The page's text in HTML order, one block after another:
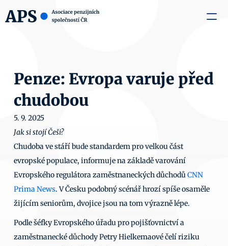
Penze: Evropa varuje před
chudobou
5. 9. 2025
Jak si stojí Češi?
Chudoba ve stáří bude standardem pro velkou část
evropské populace, informuje na základě varování
Evropského regulátora zaměstnaneckých důchodů CNN
Prima News. V Česku podobný scénář hrozí spíše osaměle
žijícím seniorům, dvojice jsou na tom výrazně lépe.
Podle šéfky Evropského úřadu pro pojišťovnictví a
zaměstnanecké důchody Petry Hielkemaové čelí riziku